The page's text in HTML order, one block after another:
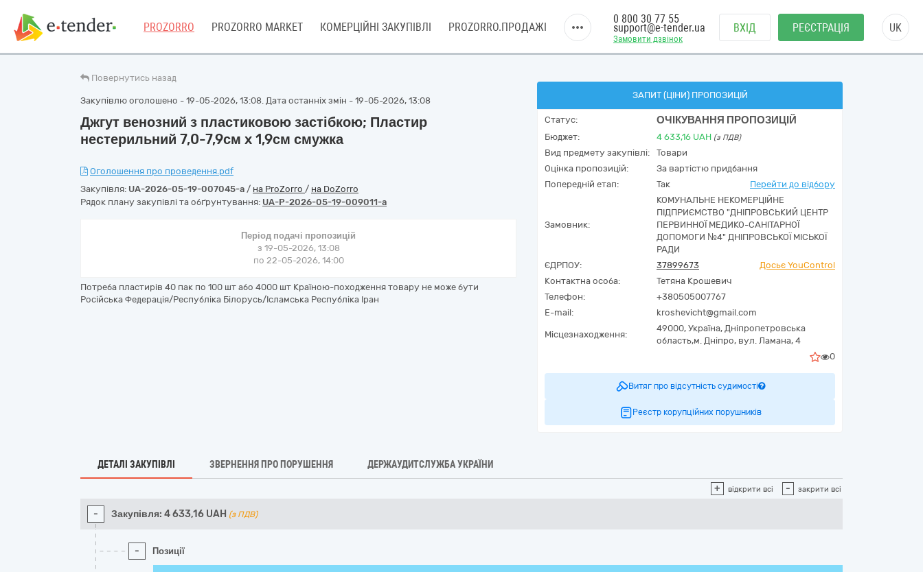
PROZORRO PROZORRO MARKET КОМЕРЦІЙНІ ЗАКУПІВЛІ PROZORRO.ПРОДАЖІ
Замовити дзвінок
0 800 30 77 55
support@e-tender.ua ВХІД РЕЄСТРАЦІЯ UK
Повернутись назад
Закупівлю оголошено - 19-05-2026, 13:08. Дата останніх змін - 19-05-2026, 13:08
Джгут венозний з пластиковою застібкою; Пластир
нестерильний 7,0-7,9см x 1,9см смужка
Оголошення про проведення.pdf
Закупівля: UA-2026-05-19-007045-a / на ProZorro / на DoZorro
Рядок плану закупівлі та обґрунтування: UA-P-2026-05-19-009011-a
Період подачі пропозицій
з 19-05-2026, 13:08
по 22-05-2026, 14:00
Потреба пластирів 40 пак по 100 шт або 4000 шт Країною-походження товару не може бути
Російська Федерація/Республіка Білорусь/Ісламська Республіка Іран
ЗАПИТ (ЦІНИ) ПРОПОЗИЦІЙ
Статус: ОЧІКУВАННЯ ПРОПОЗИЦІЙ
Бюджет: 4 633,16 UAH (з ПДВ)
Вид предмету закупівлі:
Товари
Оцінка пропозицій:
За вартістю придбання
Попередній етап:
Так Перейти до відбору
Замовник:
КОМУНАЛЬНЕ НЕКОМЕРЦІЙНЕ
ПІДПРИЄМСТВО "ДНІПРОВСЬКИЙ ЦЕНТР
ПЕРВИННОЇ МЕДИКО-САНІТАРНОЇ
ДОПОМОГИ №4" ДНІПРОВСЬКОЇ МІСЬКОЇ
РАДИ
ЄДРПОУ:
37899673
Досьє YouControl
Контактна особа:
Тетяна Крошевич
Телефон:
+380505007767
E-mail:
kroshevicht@gmail.com
Місцезнаходження:
49000, Україна, Дніпропетровська
область,м. Дніпро, вул. Ламана, 4
0
Витяг про відсутність судимості
Реєстр корупційних порушників
ДЕТАЛІ ЗАКУПІВЛІ ЗВЕРНЕННЯ ПРО ПОРУШЕННЯ ДЕРЖАУДИТСЛУЖБА УКРАЇНИ
+ відкрити всі - закрити всі
- Закупівля: 4 633,16 UAH (з ПДВ)
- Позиції